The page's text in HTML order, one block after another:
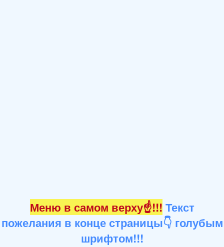
Меню в самом верху☝!!! Текст
пожелания в конце страницы👇 голубым
шрифтом!!!